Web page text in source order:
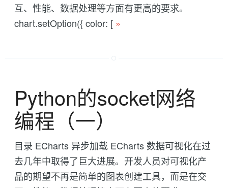
互、性能、数据处理等方面有更高的要求。
chart.setOption({ color: [ »
Python的socket网络
编程（一）
目录 ECharts 异步加载 ECharts 数据可视化在过
去几年中取得了巨大进展。开发人员对可视化产
品的期望不再是简单的图表创建工具，而是在交